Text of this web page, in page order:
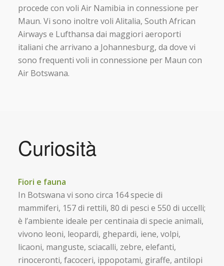
procede con voli Air Namibia in connessione per
Maun. Vi sono inoltre voli Alitalia, South African
Airways e Lufthansa dai maggiori aeroporti
italiani che arrivano a Johannesburg, da dove vi
sono frequenti voli in connessione per Maun con
Air Botswana.
Curiosità
Fiori e fauna
In Botswana vi sono circa 164 specie di
mammiferi, 157 di rettili, 80 di pesci e 550 di uccelli;
è l’ambiente ideale per centinaia di specie animali,
vivono leoni, leopardi, ghepardi, iene, volpi,
licaoni, manguste, sciacalli, zebre, elefanti,
rinoceronti, facoceri, ippopotami, giraffe, antilopi